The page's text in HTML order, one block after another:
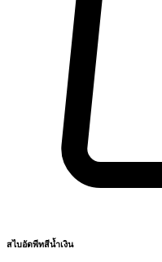
สไบอัดพีทสีน้ำเงิน